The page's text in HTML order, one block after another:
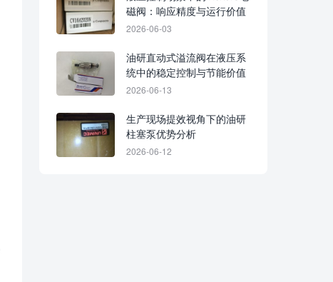
磁阀：响应精度与运行价值
2026-06-03
油研直动式溢流阀在液压系
统中的稳定控制与节能价值
2026-06-13
生产现场提效视角下的油研
柱塞泵优势分析
2026-06-12